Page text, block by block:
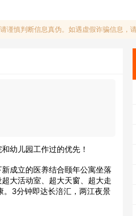
谨慎判断信息真伪。如遇虚假诈骗信息，
幼儿园工作过的优先！
成立的医养结合颐年公寓坐落
大活动室、超大天窗、超大走
。3分钟即达长涪汇，两江夜景